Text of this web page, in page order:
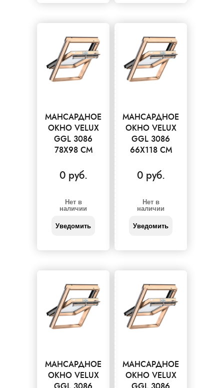
МАНСАРДНОЕ
ОКНО VELUX
GGL 3086
78X98 СМ
0 руб.
Нет в
наличии
Уведомить
МАНСАРДНОЕ
ОКНО VELUX
GGL 3086
66X118 СМ
0 руб.
Нет в
наличии
Уведомить
МАНСАРДНОЕ
ОКНО VELUX
МАНСАРДНОЕ
ОКНО VELUX